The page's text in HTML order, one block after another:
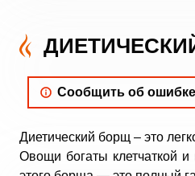
Сообщить об ошибке
Диетический борщ – это
Овощи богаты клетчаткой